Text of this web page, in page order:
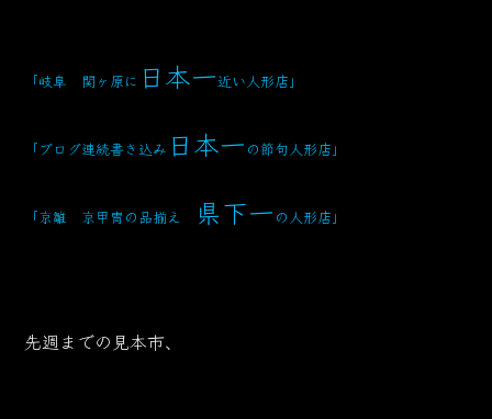
「岐阜 関ヶ原に 日本一近い人形店」
「ブログ連続書き込み 日本一 の節句人形店」
「京雛 京甲冑の品揃え 県下一 の人形店」
先週までの見本市、